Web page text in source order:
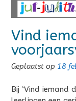
Vind
Geplaatst op 18
Bij ‘Vind iemand